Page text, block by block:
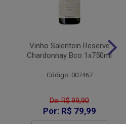
Vinho Salentein Reserve
Chardonnay Bco 1x750ml
Código: 007467
De: R$ 99,90
Por: R$ 79,99